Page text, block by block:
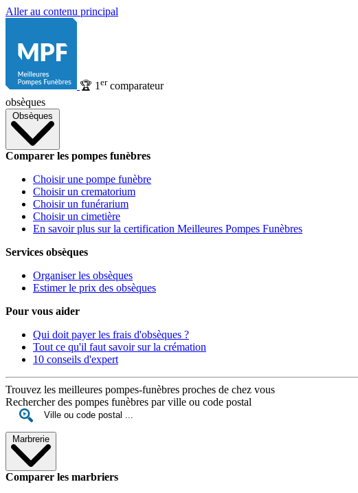
Aller au contenu principal
🏆 1 ercomparateur
obsèques
Obsèques
Comparer les pompes funèbres
Choisir une pompe funèbre
Choisir un crematorium
Choisir un funérarium
Choisir un cimetière
En savoir plus sur la certification Meilleures Pompes Funèbres
Services obsèques
Organiser les obsèques
Estimer le prix des obsèques
Pour vous aider
Qui doit payer les frais d'obsèques ?
Tout ce qu'il faut savoir sur la crémation
10 conseils d'expert
Trouvez les meilleures pompes-funèbres proches de chez vous
Rechercher des pompes funèbres par ville ou code postal
Marbrerie
Comparer les marbriers